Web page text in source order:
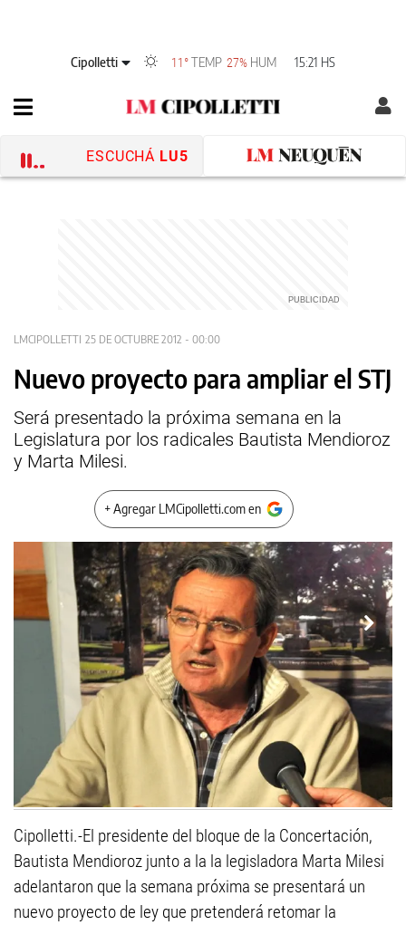
Cipolletti 11°TEMP 27% HUM 15:21 HS
ESCUCHÁ LU5
LMCIPOLLETTI 25 DE OCTUBRE 2012 - 00:00
Nuevo proyecto para ampliar el STJ
Será presentado la próxima semana en la
Legislatura por los radicales Bautista Mendioroz
y Marta Milesi.
+ Agregar LMCipolletti.com en
Cipolletti.-El presidente del bloque de la Concertación,
Bautista Mendioroz junto a la la legisladora Marta Milesi
adelantaron que la semana próxima se presentará un
nuevo proyecto de ley que pretenderá retomar la